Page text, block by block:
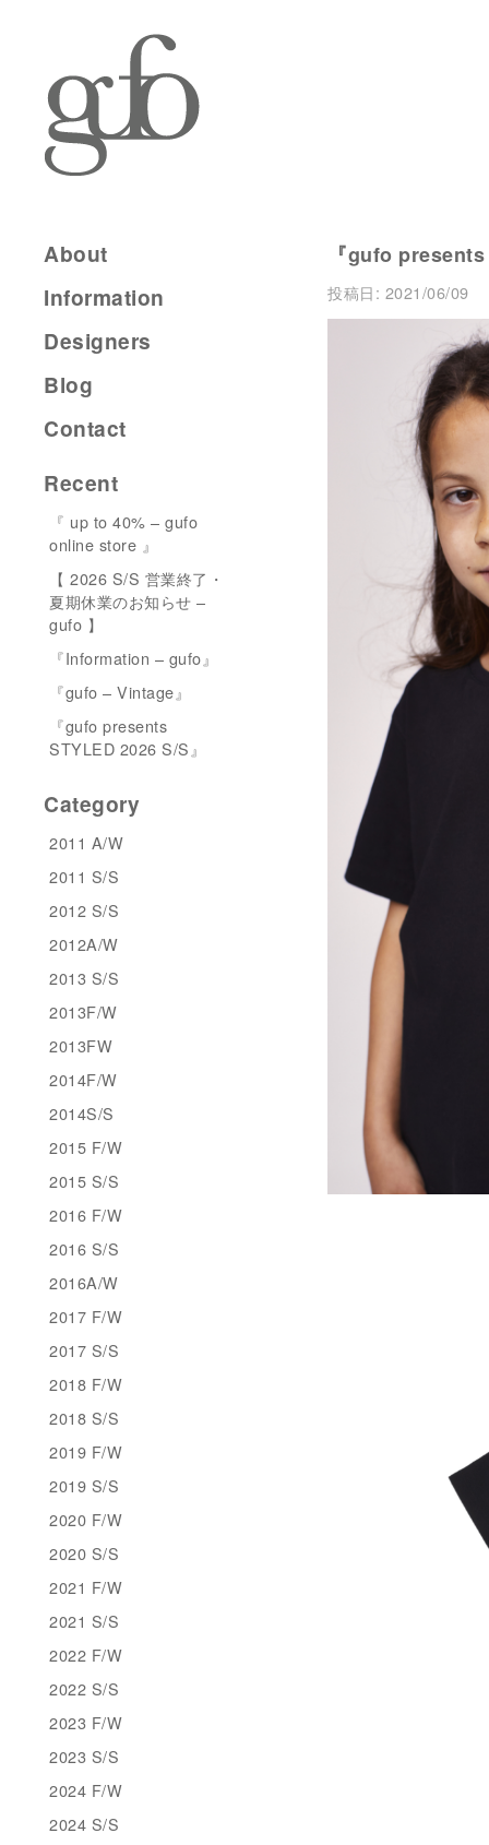
『gufo
投稿日: 2021/06/09
About
Information
Designers
Blog
Contact
Recent
『 up to 40% – gufo
online store 』
【 2026 S/S 営業終了・
夏期休業のお知らせ –
gufo 】
『Information – gufo』
『gufo – Vintage』
『gufo presents
STYLED 2026 S/S』
Category
2011 A/W
2011 S/S
2012 S/S
2012A/W
2013 S/S
2013F/W
2013FW
2014F/W
2014S/S
2015 F/W
2015 S/S
2016 F/W
2016 S/S
2016A/W
2017 F/W
2017 S/S
2018 F/W
2018 S/S
2019 F/W
2019 S/S
2020 F/W
2020 S/S
2021 F/W
2021 S/S
2022 F/W
2022 S/S
2023 F/W
2023 S/S
2024 F/W
2024 S/S